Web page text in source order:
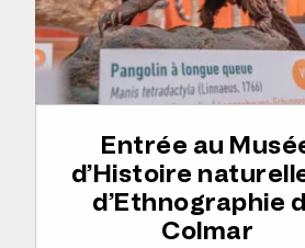
Entrée au
d’Histoire
d’Ethnographie
Colmar